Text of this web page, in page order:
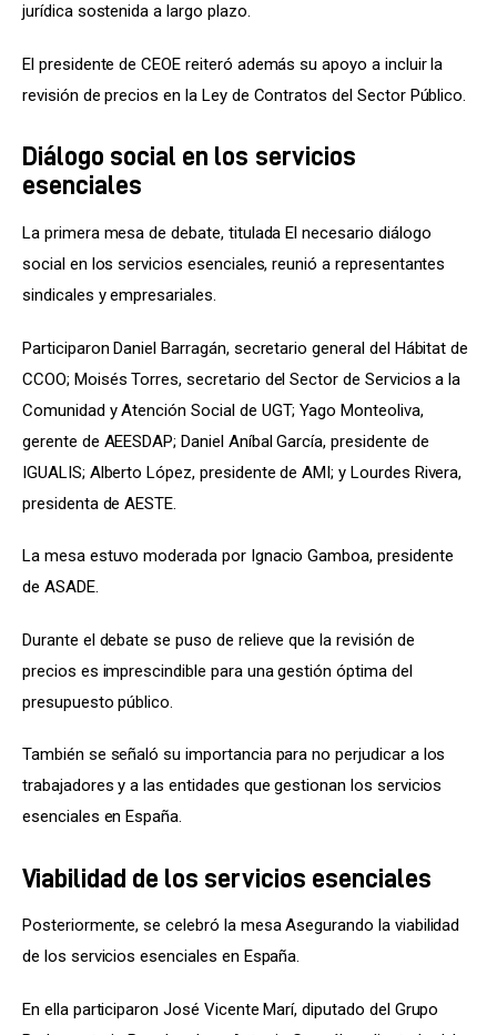
jurídica sostenida a largo plazo.
El presidente de CEOE reiteró además su apoyo a incluir la
revisión de precios en la Ley de Contratos del Sector Público.
Diálogo social en los servicios
esenciales
La primera mesa de debate, titulada El necesario diálogo
social en los servicios esenciales, reunió a representantes
sindicales y empresariales.
Participaron Daniel Barragán, secretario general del Hábitat de
CCOO; Moisés Torres, secretario del Sector de Servicios a la
Comunidad y Atención Social de UGT; Yago Monteoliva,
gerente de AEESDAP; Daniel Aníbal García, presidente de
IGUALIS; Alberto López, presidente de AMI; y Lourdes Rivera,
presidenta de AESTE.
La mesa estuvo moderada por Ignacio Gamboa, presidente
de ASADE.
Durante el debate se puso de relieve que la revisión de
precios es imprescindible para una gestión óptima del
presupuesto público.
También se señaló su importancia para no perjudicar a los
trabajadores y a las entidades que gestionan los servicios
esenciales en España.
Viabilidad de los servicios esenciales
Posteriormente, se celebró la mesa Asegurando la viabilidad
de los servicios esenciales en España.
En ella participaron José Vicente Marí, diputado del Grupo